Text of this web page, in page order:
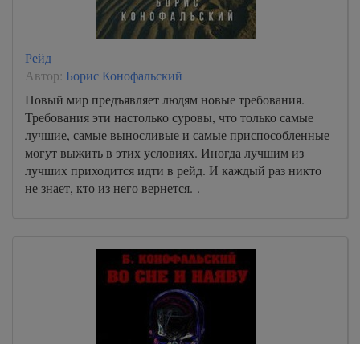
Рейд
Автор: Борис Конофальский
Новый мир предъявляет людям новые требования.
Требования эти настолько суровы, что только самые
лучшие, самые выносливые и самые приспособленные
могут выжить в этих условиях. Иногда лучшим из
лучших приходится идти в рейд. И каждый раз никто
не знает, кто из него вернется. .